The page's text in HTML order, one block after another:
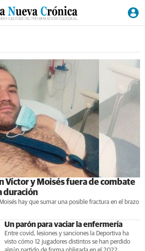
Víctor y Moisés fuera de combate
duración
hay que sumar una posible fractura en el brazo
Un parón para vaciar la enfermería
Entre covid, lesiones y sanciones la Deportiva ha
visto cómo 12 jugadores distintos se han perdido